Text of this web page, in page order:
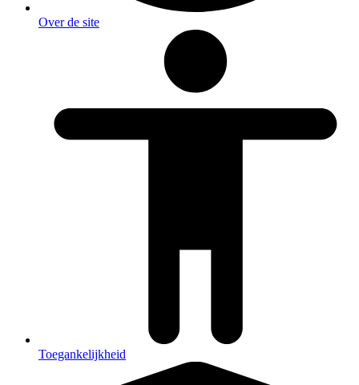
Over de site
Toegankelijkheid